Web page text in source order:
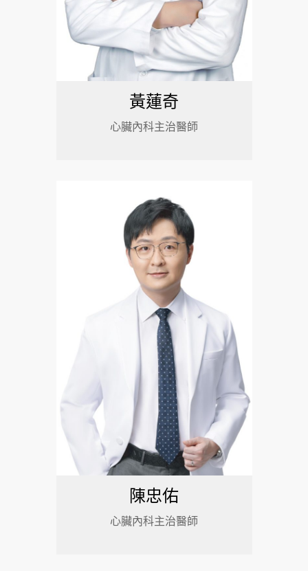
黃蓮奇
心臟內科主治醫師
陳忠佑
心臟內科主治醫師